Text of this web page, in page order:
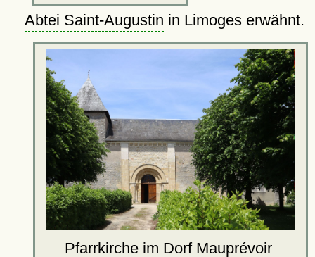
Abtei Saint-Augustin in Limoges erwähnt.
Pfarrkirche im Dorf Mauprévoir